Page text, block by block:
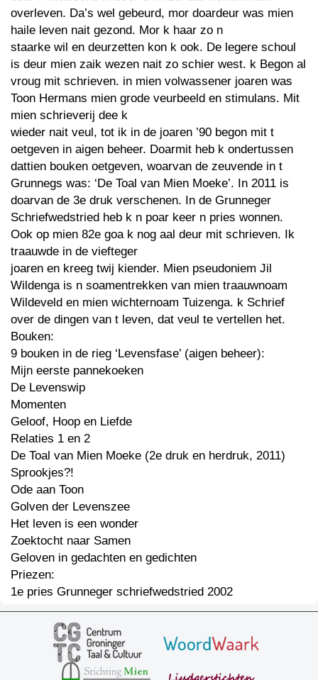
overleven. Da’s wel gebeurd, mor doardeur was mien
haile leven nait gezond. Mor k haar zo n
staarke wil en deurzetten kon k ook. De legere schoul
is deur mien zaik wezen nait zo schier west. k Begon al
vroug mit schrieven. in mien volwassener joaren was
Toon Hermans mien grode veurbeeld en stimulans. Mit
mien schrieverij dee k
wieder nait veul, tot ik in de joaren ’90 begon mit t
oetgeven in aigen beheer. Doarmit heb k ondertussen
dattien bouken oetgeven, woarvan de zeuvende in t
Grunnegs was: ‘De Toal van Mien Moeke’. In 2011 is
doarvan de 3e druk verschenen. In de Grunneger
Schriefwedstried heb k n poar keer n pries wonnen.
Ook op mien 82e goa k nog aal deur mit schrieven. Ik
traauwde in de viefteger
joaren en kreeg twij kiender. Mien pseudoniem Jil
Wildenga is n soamentrekken van mien traauwnoam
Wildeveld en mien wichternoam Tuizenga. k Schrief
over de dingen van t leven, dat veul te vertellen het.
Bouken:
9 bouken in de rieg ‘Levensfase’ (aigen beheer):
Mijn eerste pannekoeken
De Levenswip
Momenten
Geloof, Hoop en Liefde
Relaties 1 en 2
De Toal van Mien Moeke (2e druk en herdruk, 2011)
Sprookjes?!
Ode aan Toon
Golven der Levenszee
Het leven is een wonder
Zoektocht naar Samen
Geloven in gedachten en gedichten
Priezen:
1e pries Grunneger schriefwedstried 2002